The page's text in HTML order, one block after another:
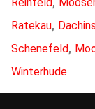
Ratekau,
Schenefeld,
Winterhude